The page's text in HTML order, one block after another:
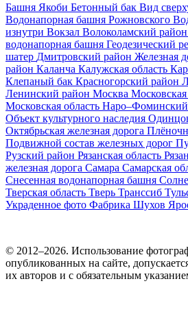
Башня Якоби Бетонный бак Вид
Водонапорная башня Рожновского
изнутри Вокзал Волоколамский район
водонапорная башня Геодезический
шатер Дмитровский район Железная
район Каланча Калужская область
Клепаный бак Красногорский район
Ленинский район Москва Московская
Московская область Наро–Фоминский
Объект культурного наследия
Октябрьская железная дорога
Подвижной состав железных дорог
Рузский район Рязанская область
железная дорога Самара Самарская
Снесенная водонапорная башня
Тверская область Тверь Транссиб
Украденное фото Фабрика Шухов
© 2012–2026. Использование
опубликованных на сайте,
их авторов и c обязательным